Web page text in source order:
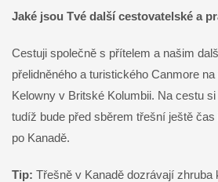
Jaké jsou Tvé další cestovatelské a
Cestuji společně s přítelem a našim
přelidněného a turistického Canmore
Kelowny v Britské Kolumbii. Na cestu
tudíž bude před sběrem třešní ještě
po Kanadě.
Tip: Třešně v Kanadě dozrávají zhruba